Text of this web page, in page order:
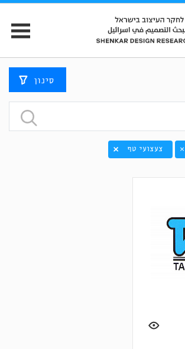
סינון
× צעצועי טף